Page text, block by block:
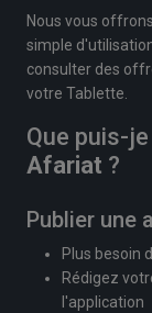
Nous vous
simple
consulter des
votre Tablette.
Que puis-
Afariat ?
Publier une
Plus besoin
Rédigez
l'application